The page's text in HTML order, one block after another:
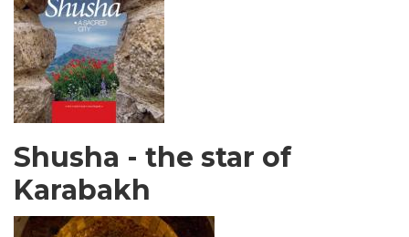
Shusha - the star of
Karabakh